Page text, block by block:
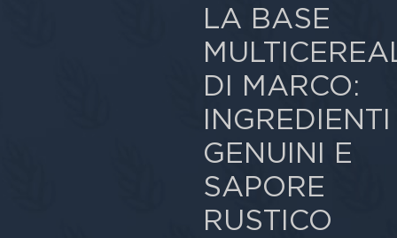
LA BASE
DI MARCO:
INGREDIENTI
GENUINI E
SAPORE
RUSTICO